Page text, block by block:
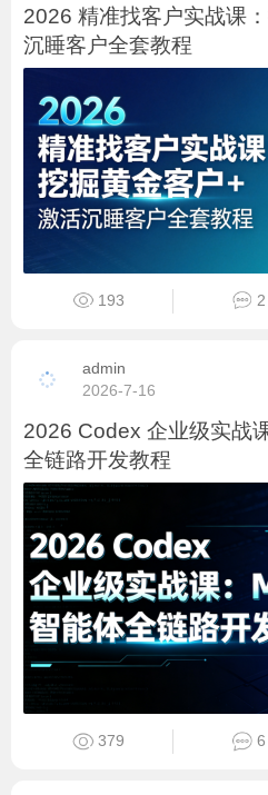
2026 精准找客户实战课
沉睡客户全套教程
193 2
admin
2026-7-16
2026 Codex 企业级实战
全链路开发教程
379 6